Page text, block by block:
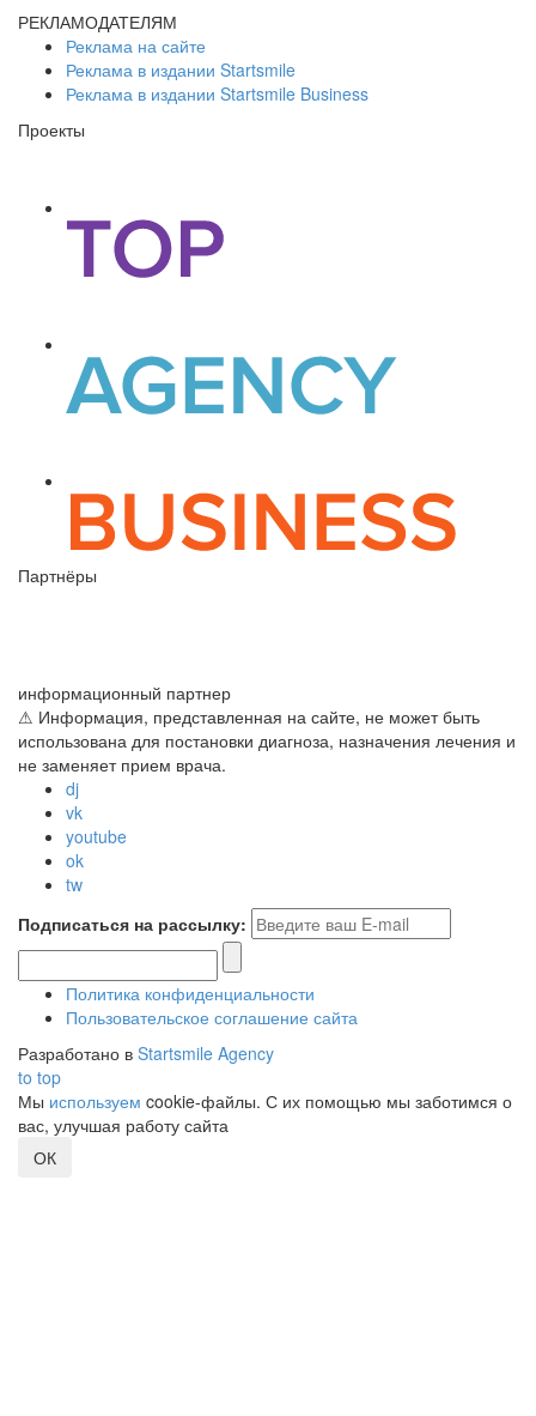
РЕКЛАМОДАТЕЛЯМ
Реклама на сайте
Реклама в издании Startsmile
Реклама в издании Startsmile Business
Проекты
Партнёры
информационный партнер
⚠ Информация, представленная на сайте, не может быть
использована для постановки диагноза, назначения лечения и
не заменяет прием врача.
dj
vk
youtube
ok
tw
Подписаться на рассылку:
Политика конфиденциальности
Пользовательское соглашение сайта
Разработано в Startsmile Agency
to top
Мы используем cookie-файлы. С их помощью мы заботимся о
вас, улучшая работу сайта
ОК